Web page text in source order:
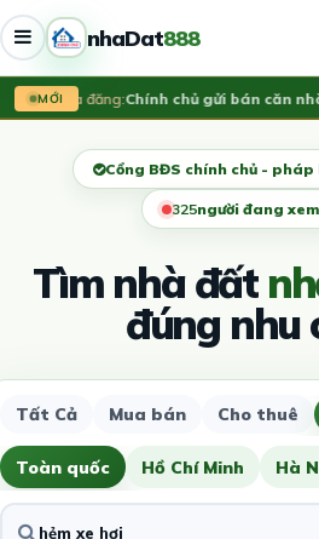
nhaDat888
MỚIVừa đăng:​Chính chủ gửi bán căn
Cổng BĐS chính chủ - pháp
326người đang
Tìm nhà đất
đúng nhu
Tất Cả Mua bán Cho thuê
Toàn quốc Hồ Chí Minh Hà